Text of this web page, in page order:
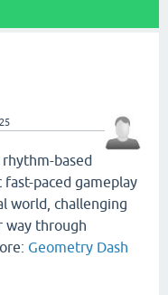
rhythm-based
paced gameplay
world, challenging
way through
Geometry Dash